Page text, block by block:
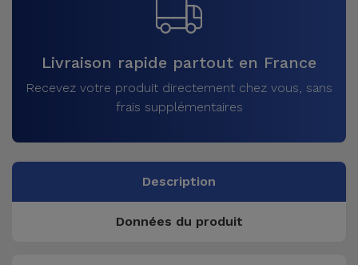
Livraison rapide partout en France
Recevez votre produit directement chez vous, sans
frais supplémentaires
Description
Données du produit